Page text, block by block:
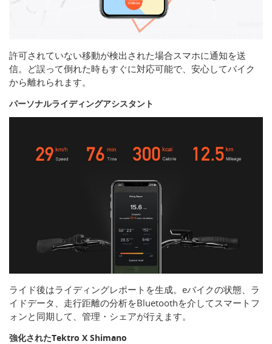
許可されていない移動が検出された場合スマホに通知を送
信。ど誤って倒れた時もすぐに対応可能で、安心してバイク
から離れられます。
パーソナルライディングアシスタント
ライド後はライディングレポートを生成。eバイクの状態、ラ
イドデータ、走行距離の分析をBluetoothを介してスマートフ
ォンと同期して、管理・シェアが行えます。
強化されたTektro X Shimano